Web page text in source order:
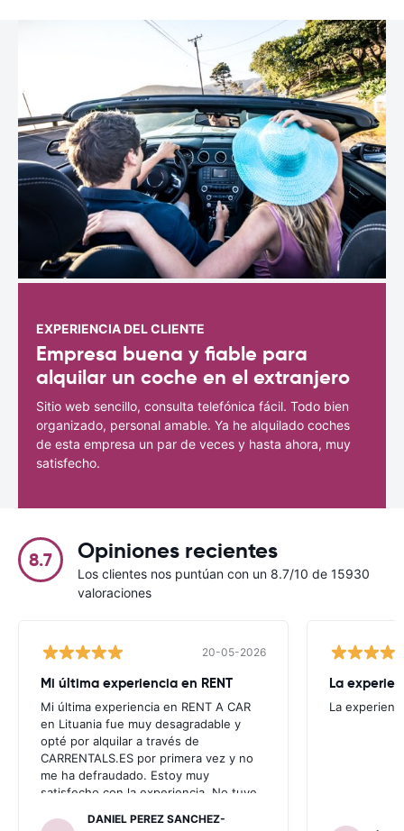
EXPERIENCIA DEL CLIENTE
Empresa buena y fiable para
alquilar un coche en el extranjero
Sitio web sencillo, consulta telefónica fácil. Todo bien
organizado, personal amable. Ya he alquilado coches
de esta empresa un par de veces y hasta ahora, muy
satisfecho.
8.7 Opiniones recientes
Los clientes nos puntúan con un 8.7/10 de 15930
valoraciones
20-05-2026
Mi última experiencia en RENT
Mi última experiencia en RENT A CAR
en Lituania fue muy desagradable y
opté por alquilar a través de
CARRENTALS.ES por primera vez y no
me ha defraudado. Estoy muy
satisfecho con la experiencia. No tuve
invitaron a adquirir un seguro (como
DANIEL PEREZ SANCHEZ-
La
La